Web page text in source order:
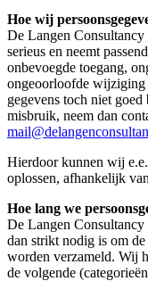
Hoe wij
De Langen Consultancy
serieus en neemt
onbevoegde toegang,
ongeoorloofde wijziging
gegevens toch niet
misbruik, neem dan
Hierdoor kunnen wij
oplossen, afhankelijk
Hoe lang we
De Langen Consultancy
dan strikt nodig is om
worden verzameld. Wij
de volgende